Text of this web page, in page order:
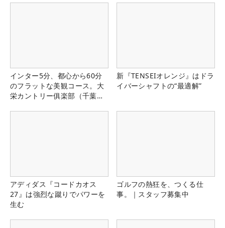
インター5分、都心から60分
のフラットな美観コース。大
栄カントリー俱楽部（千葉
新『TENSEIオレンジ』はドラ
イバーシャフトの“最適解”
アディダス『コードカオス
27』は強烈な蹴りでパワーを
生む
ゴルフの熱狂を、つくる仕
事。｜スタッフ募集中